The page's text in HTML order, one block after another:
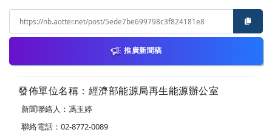
推廣新聞稿
發佈單位名稱：經濟部能源局再生能源辦公室
新聞聯絡人：馮玉婷
聯絡電話：02-8772-0089